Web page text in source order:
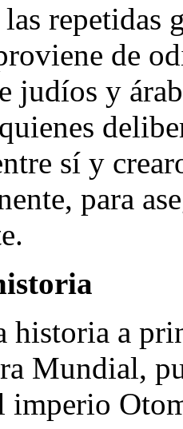
repetidas
de
judíos y
sí y
para
historia a
Mundial,
imperio